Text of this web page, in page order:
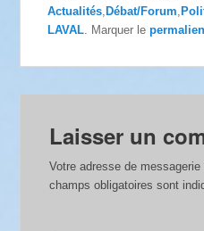
Actualités Débat/Forum
LAVAL . Marquer lepermalien
Laisser un
Votre adresse de messagerie
champs obligatoires sont